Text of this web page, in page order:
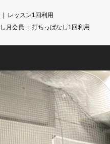
レッスン1回利用
月会員 打ちっぱなし1回利用